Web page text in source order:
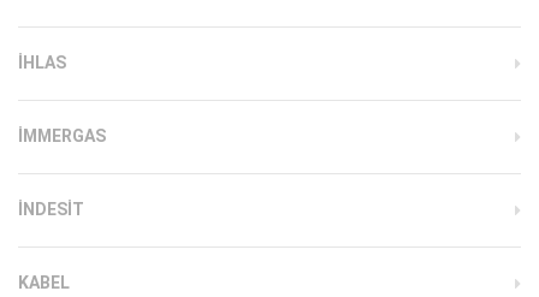
IHLAS
İMMERGAS
INDESIT
KABEL